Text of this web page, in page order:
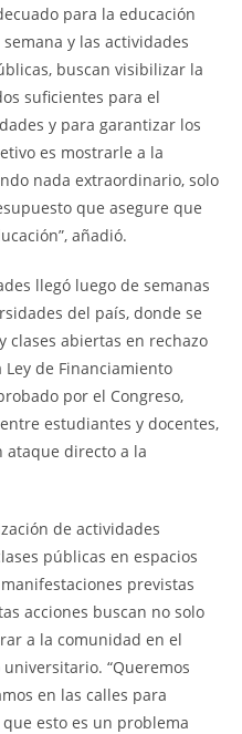
para la educación
y las actividades
buscan visibilizar la
suficientes para el
y para garantizar los
es mostrarle a la
nada extraordinario, solo
que asegure que
añadió.
llegó luego de semanas
del país, donde se
clases abiertas en rechazo
de Financiamiento
por el Congreso,
estudiantes y docentes,
ataque directo a la
de actividades
públicas en espacios
previstas
acciones buscan no solo
a la comunidad en el
“Queremos
en las calles para
esto es un problema